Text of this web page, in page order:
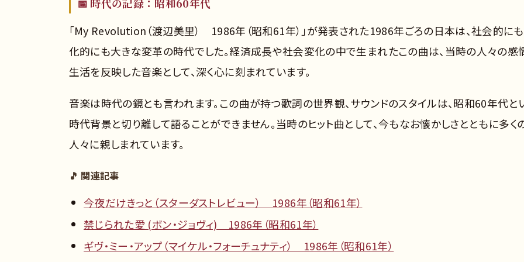
📅 時代の記録：昭和60年代
「My Revolution（渡辺美里） 1986年（昭和61年）」が発表された1986年ごろの日本は、社会的に
化的にも大きな変革の時代でした。経済成長や社会変化の中で生まれたこの曲は、当時の人々の感
生活を反映した音楽として、深く心に刻まれています。
音楽は時代の鏡とも言われます。この曲が持つ歌詞の世界観、サウンドのスタイルは、昭和60年代と
時代背景と切り離して語ることができません。当時のヒット曲として、今もなお懐かしさとともに多く
人々に親しまれています。
🎵 関連記事
今夜だけきっと（スターダストレビュー） 1986年（昭和61年）
禁じられた愛 (ボン・ジョヴィ) 1986年（昭和61年）
ギヴ・ミー・アップ（マイケル・フォーチュナティ） 1986年（昭和61年）